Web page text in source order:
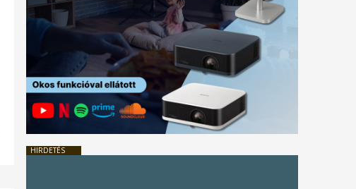
HIRDETÉS